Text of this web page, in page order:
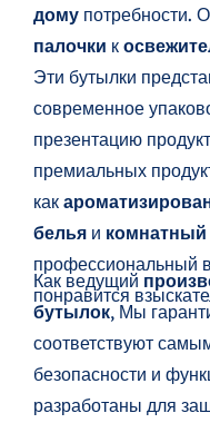
дому потребности.
палочки к
Эти бутылки
современное
презентацию
премиальных
как
белья и комнатный
профессиональный
понравится
Как ведущий
бутылок, Мы
соответствуют
безопасности и
разработаны для